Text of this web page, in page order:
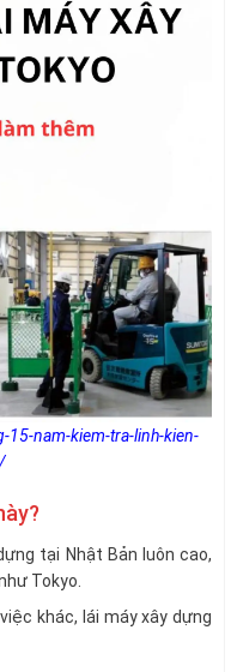
nam-kiem-tra-linh-kien-
tại Nhật Bản luôn cao,
Tokyo.
khác, lái máy xây dựng